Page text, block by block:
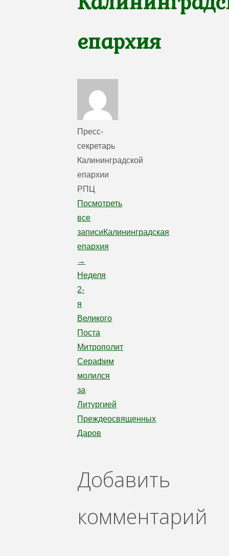
епархия
Пресс-
секретарь
Калининградской
епархии
РПЦ
Посмотреть
все
записиКалининградская
епархия
→
Неделя
2-
я
Великого
Поста
Митрополит
Серафим
молился
за
Литургией
Преждеосвященных
Даров
Добавить
комментарий